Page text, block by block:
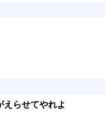
えらせてやれよ